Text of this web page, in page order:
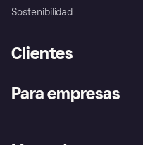
Sostenibilidad
Clientes
Inicio de sesión
Para empresas